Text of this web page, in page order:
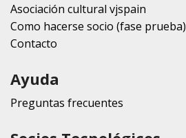
Asociación cultural vjspain
Como hacerse socio (fase prueba)
Contacto
Ayuda
Preguntas frecuentes